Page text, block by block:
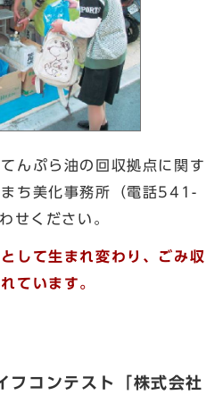
んぷら油の回収拠点に関す
ち美化事務所（電話541-
せください。
して生まれ変わり、ごみ収
ています。
フコンテスト「株式会社